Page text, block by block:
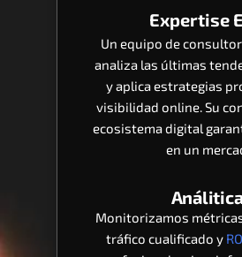
Expertise
Un equipo de
analiza las últimas
y aplica estrategias
visibilidad online. Su
ecosistema digital
en un
Monitorizamos
tráfico cualificado y